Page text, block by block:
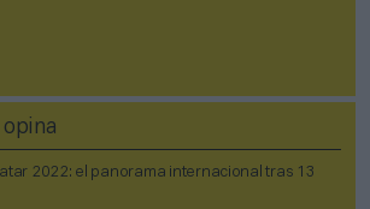
2022: el panorama internacional tras 13